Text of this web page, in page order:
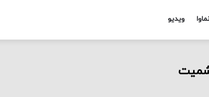
ویدیو